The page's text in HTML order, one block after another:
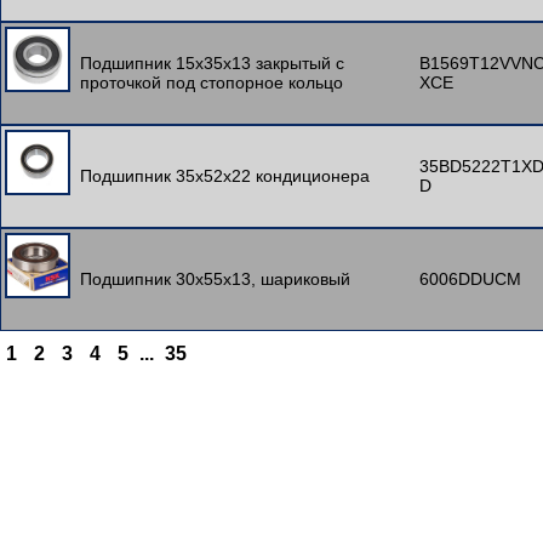
Подшипник 15x35x13 закрытый c
проточкой под стопорное кольцо
XCE
Подшипник 35x52x22 кондиционера
35BD5222T1XD
D
Подшипник 30x55x13, шариковый 6006DDUCM
1 2 3 4 5 ... 35